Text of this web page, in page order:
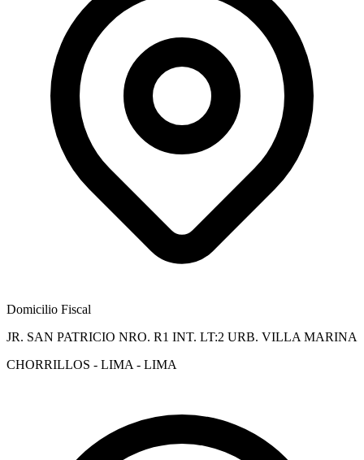
Domicilio Fiscal
JR. SAN PATRICIO NRO. R1 INT. LT:2 URB. VILLA MARINA
CHORRILLOS - LIMA - LIMA